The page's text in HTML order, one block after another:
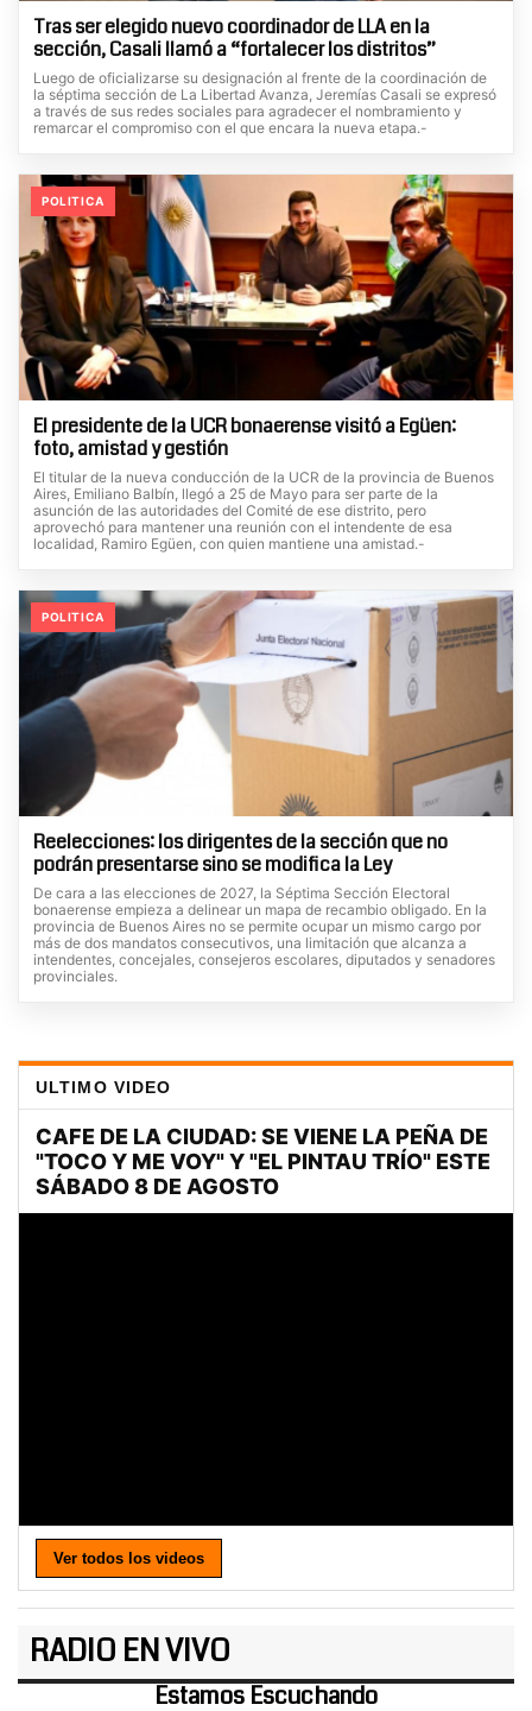
Tras ser elegido nuevo coordinador de LLA en la
sección, Casali llamó a “fortalecer los distritos”
Luego de oficializarse su designación al frente de la coordinación de
la séptima sección de La Libertad Avanza, Jeremías Casali se expresó
a través de sus redes sociales para agradecer el nombramiento y
remarcar el compromiso con el que encara la nueva etapa.-
POLITICA
El presidente de la UCR bonaerense visitó a Egüen:
foto, amistad y gestión
El titular de la nueva conducción de la UCR de la provincia de Buenos
Aires, Emiliano Balbín, llegó a 25 de Mayo para ser parte de la
asunción de las autoridades del Comité de ese distrito, pero
aprovechó para mantener una reunión con el intendente de esa
localidad, Ramiro Egüen, con quien mantiene una amistad.-
POLITICA
Reelecciones: los dirigentes de la sección que no
podrán presentarse sino se modifica la Ley
De cara a las elecciones de 2027, la Séptima Sección Electoral
bonaerense empieza a delinear un mapa de recambio obligado. En la
provincia de Buenos Aires no se permite ocupar un mismo cargo por
más de dos mandatos consecutivos, una limitación que alcanza a
intendentes, concejales, consejeros escolares, diputados y senadores
provinciales.
ULTIMO VIDEO
Ver todos los videos
RADIO EN VIVO
Estamos Escuchando